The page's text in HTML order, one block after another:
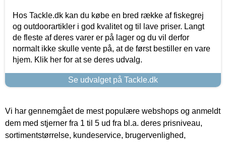
Hos Tackle.dk kan du købe en bred række af fiskegrej
og outdoorartikler i god kvalitet og til lave priser. Langt
de fleste af deres varer er på lager og du vil derfor
normalt ikke skulle vente på, at de først bestiller en vare
hjem. Klik her for at se deres udvalg.
Se udvalget på Tackle.dk
Vi har gennemgået de mest populære webshops og anmeldt
dem med stjerner fra 1 til 5 ud fra bl.a. deres prisniveau,
sortimentstørrelse, kundeservice, brugervenlighed,